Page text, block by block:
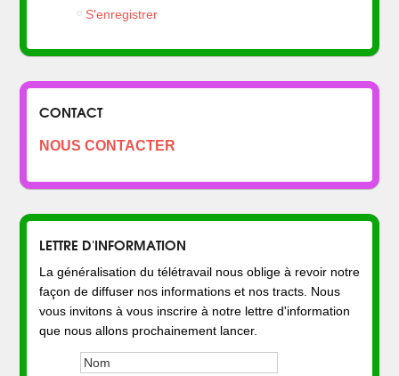
S'enregistrer
CONTACT
NOUS CONTACTER
LETTRE D'INFORMATION
La généralisation du télétravail nous oblige à revoir notre
façon de diffuser nos informations et nos tracts. Nous
vous invitons à vous inscrire à notre lettre d'information
que nous allons prochainement lancer.